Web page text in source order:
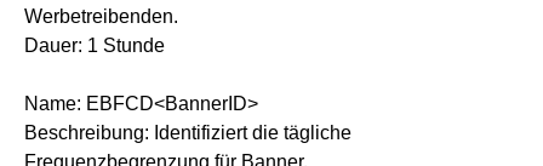
Werbetreibenden.
Dauer: 1 Stunde
Name: EBFCD<BannerID>
Beschreibung: Identifiziert die tägliche
Frequenzbegrenzung für Banner.